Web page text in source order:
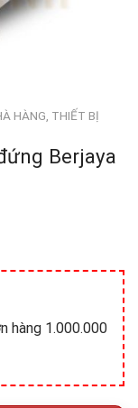
HÀNG, THIẾT BỊ
Berjaya
hàng 1.000.000